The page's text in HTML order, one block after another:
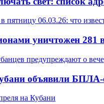
уничтожен 281
объявили БПЛА-